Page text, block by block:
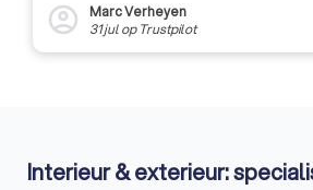
account_circle
Marc Verheyen
31 julop Trustpilot
Interieur & exterieur: